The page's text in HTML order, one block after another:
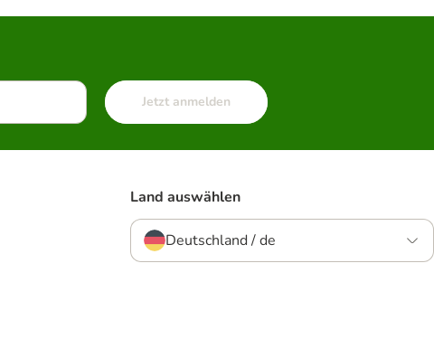
Jetzt anmelden
Land auswählen
Deutschland / de